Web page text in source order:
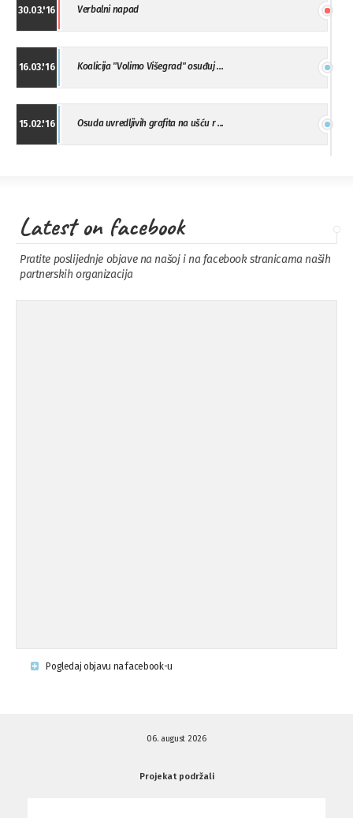
30.03.'16 Verbalni napad
16.03.'16 Koalicija "Volimo Višegrad" osuđuj ...
15.02.'16 Osuda uvredljivih grafita na ušću r ...
13.11.'15 Osuda napada u Drvaru
Pe ...
Latest on facebook
Pratite poslijednje objave na našoj i na facebook stranicama naših
partnerskih organizacija
Pogledaj objavu na facebook-u
06. august 2026
Projekat podržali